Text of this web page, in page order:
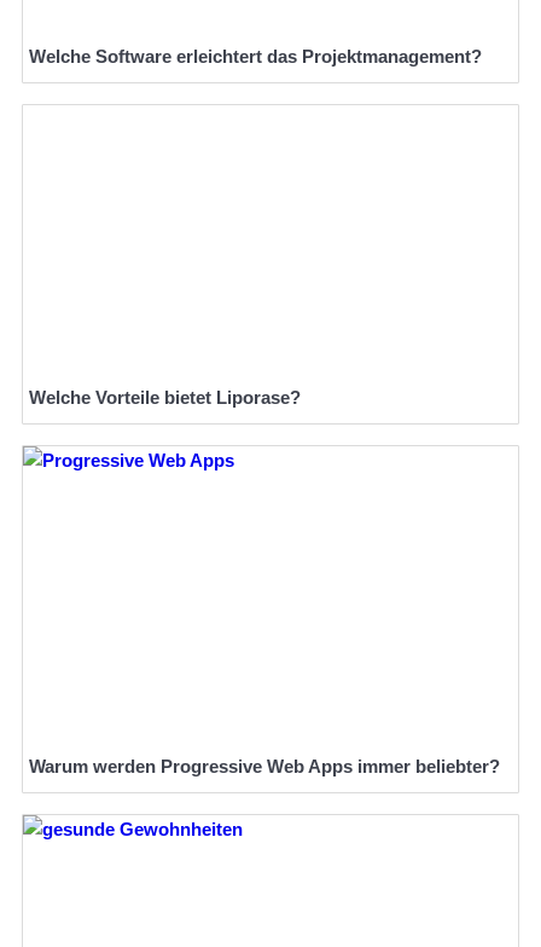
Welche Software erleichtert das Projektmanagement?
Welche Vorteile bietet Liporase?
Warum werden Progressive Web Apps immer beliebter?